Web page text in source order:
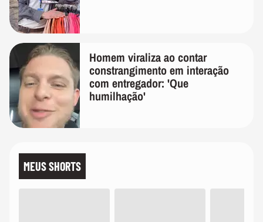
Homem viraliza ao contar
constrangimento em interação
com entregador: 'Que
humilhação'
MEUS SHORTS